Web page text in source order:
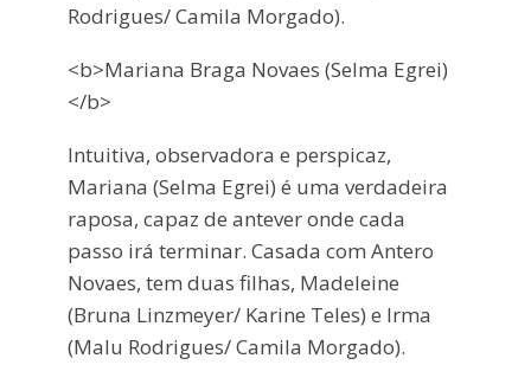
Rodrigues/ Camila Morgado).
<b>Mariana Braga Novaes (Selma Egrei)
</b>
Intuitiva, observadora e perspicaz,
Mariana (Selma Egrei) é uma verdadeira
raposa, capaz de antever onde cada
passo irá terminar. Casada com Antero
Novaes, tem duas filhas, Madeleine
(Bruna Linzmeyer/ Karine Teles) e Irma
(Malu Rodrigues/ Camila Morgado).